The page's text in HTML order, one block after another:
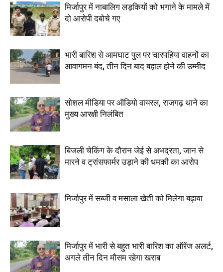
मिर्जापुर में नाबालिग लड़कियों को भगाने के मामले में
दो आरोपी दबोचे गए
भारी बारिश से आमघाट पुल पर चारपहिया वाहनों का
आवागमन बंद, तीन दिन बाद बहाल होने की उम्मीद
सोशल मीडिया पर ऑडियो वायरल, राजगढ़ थाने का
मुख्य आरक्षी निलंबित
बिजली चेकिंग के दौरान जेई से अभद्रता, जान से
मारने व ट्रांसफार्मर उड़ाने की धमकी का आरोप
मिर्जापुर में सब्जी व मसाला खेती को मिलेगा बढ़ावा
मिर्जापुर में भारी से बहुत भारी बारिश का ऑरेंज अलर्ट,
अगले तीन दिन मौसम रहेगा खराब